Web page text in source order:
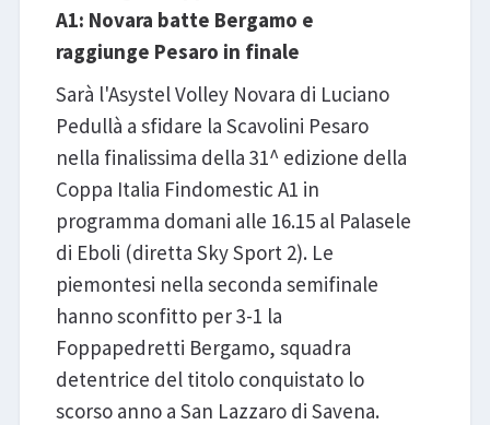
A1: Novara batte Bergamo e
raggiunge Pesaro in finale
Sarà l'Asystel Volley Novara di Luciano
Pedullà a sfidare la Scavolini Pesaro
nella finalissima della 31^ edizione della
Coppa Italia Findomestic A1 in
programma domani alle 16.15 al Palasele
di Eboli (diretta Sky Sport 2). Le
piemontesi nella seconda semifinale
hanno sconfitto per 3-1 la
Foppapedretti Bergamo, squadra
detentrice del titolo conquistato lo
scorso anno a San Lazzaro di Savena.